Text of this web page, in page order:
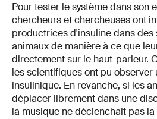
Pour tester le système dans son
chercheurs et chercheuses ont
productrices d'insuline dans des
animaux de manière à ce que
directement sur le haut-parleur.
les scientifiques ont pu observer
insulinique. En revanche, si les
déplacer librement dans une
la musique ne déclenchait pas